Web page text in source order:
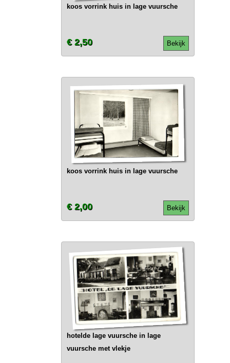
koos vorrink huis in lage vuursche
Bekijk
€ 2,50
koos vorrink huis in lage vuursche
Bekijk
€ 2,00
hotelde lage vuursche in lage
vuursche met vlekje